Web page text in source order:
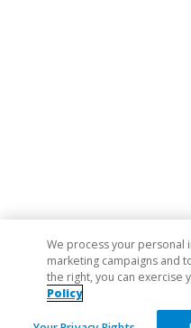
We process your personal
marketing campaigns and
the right, you can exercise
Policy